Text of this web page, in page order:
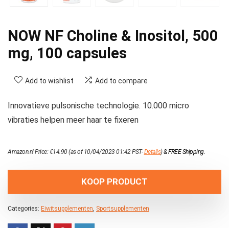
NOW NF Choline & Inositol, 500
mg, 100 capsules
Add to wishlist Add to compare
Innovatieve pulsonische technologie. 10.000 micro
vibraties helpen meer haar te fixeren
Amazon.nl Price:€14.90(as of 10/04/2023 01:42 PST-Details)&FREE Shipping.
KOOP PRODUCT
Categories: Eiwitsupplementen Sportsupplementen